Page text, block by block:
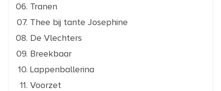
Tranen
Thee bij tante Josephine
De Vlechters
Breekbaar
Lappenballerina
Voorzet